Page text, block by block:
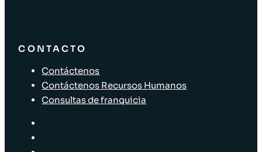
CONTACTO
Contáctenos
Contáctenos Recursos Humanos
Consultas de franquicia